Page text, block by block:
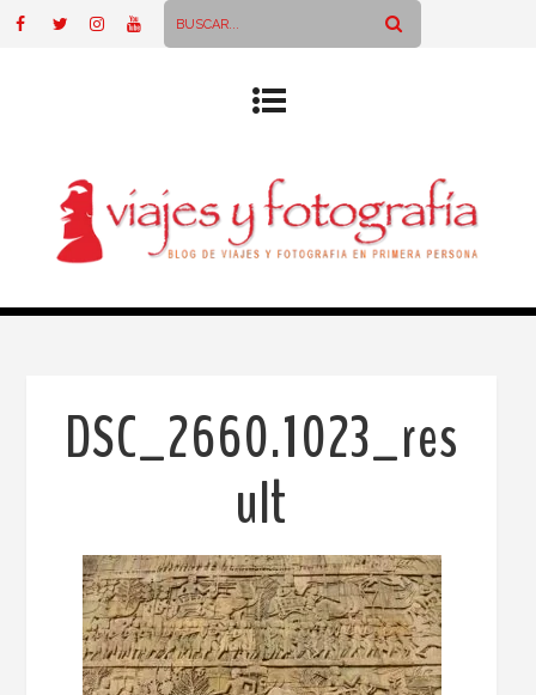
DSC_2660.1023_res
ult